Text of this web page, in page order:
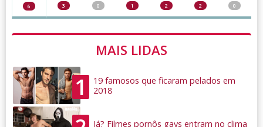
6 3 0 1 2 2 0
MAIS LIDAS
1
19 famosos que ficaram pelados em
2018
Já? Filmes pornôs gays entram no clima